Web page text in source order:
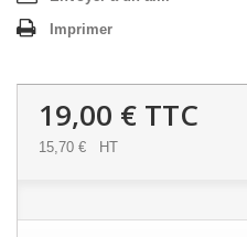
Imprimer
19,00 € TTC
15,70 € HT